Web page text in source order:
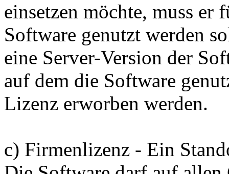
einsetzen möchte, muss er
Software genutzt werden
eine Server-Version der
auf dem die Software
Lizenz erworben werden.
c) Firmenlizenz - Ein